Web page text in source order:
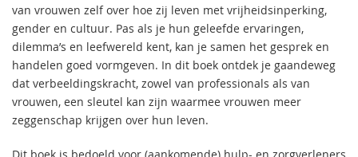
van vrouwen zelf over hoe zij leven met vrijheidsinperking,
gender en cultuur. Pas als je hun geleefde ervaringen,
dilemma’s en leefwereld kent, kan je samen het gesprek en
handelen goed vormgeven. In dit boek ontdek je gaandeweg
dat verbeeldingskracht, zowel van professionals als van
vrouwen, een sleutel kan zijn waarmee vrouwen meer
zeggenschap krijgen over hun leven.